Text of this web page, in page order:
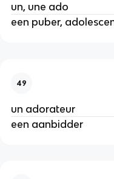
un, une ado
een puber,
49
un adorateur
een aanbidder